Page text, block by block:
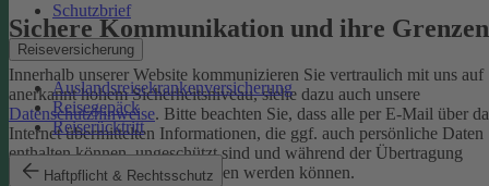
Schutzbrief
Reiseversicherung
Auslandsreisekrankenversicherung
Reisegepäck
Reiserücktritt
Haftpflicht & Rechtsschutz
Sichere Kommunikation und ihre Grenzen
Innerhalb unserer Website kommunizieren Sie vertraulich mit uns auf
anerkannt hohem Sicherheitsniveau, siehe dazu auch unsere
Datenschutzhinweise. Bitte beachten Sie, dass alle per E-Mail über
Internet übermittelten Informationen, die ggf. auch persönliche Daten
enthalten können, ungeschützt sind und während der Übertragung
potenziell von Dritten eingesehen werden können.